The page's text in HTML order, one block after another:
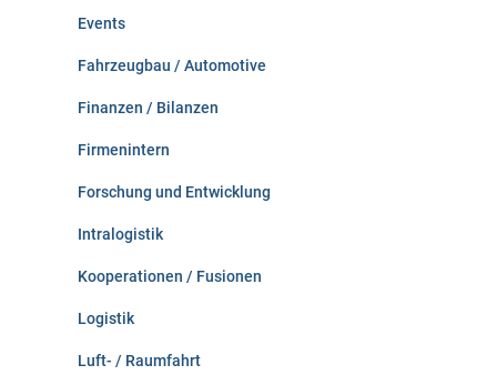
Events
Fahrzeugbau / Automotive
Finanzen / Bilanzen
Firmenintern
Forschung und Entwicklung
Intralogistik
Kooperationen / Fusionen
Logistik
Luft- / Raumfahrt